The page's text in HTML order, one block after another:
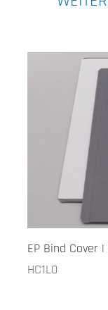
EP Bind Cover
HC1L0